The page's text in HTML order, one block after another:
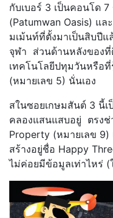
กับเบอร์ 3 เป็นคอนโด
(Patumwan Oasis) แล
มเม้นท์ที่ตั้งมาเป็นสิบปี
จุฬา ส่วนด้านหลังของ
เทคโนโลยีปทุมวันหรือ
(หมายเลข 5) นั่นเอง
สในซอยเกษมสันต์ 3 นี้
คลองแสนแสบอยู่ ตรงช่
Property (หมายเลข 9)
สร้างอยู่ชื่อ Happy
ไม่ค่อยมีข้อมูลเท่าไหร่